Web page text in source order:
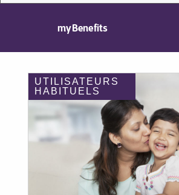
myBenefits
UTILISATEURS
HABITUELS